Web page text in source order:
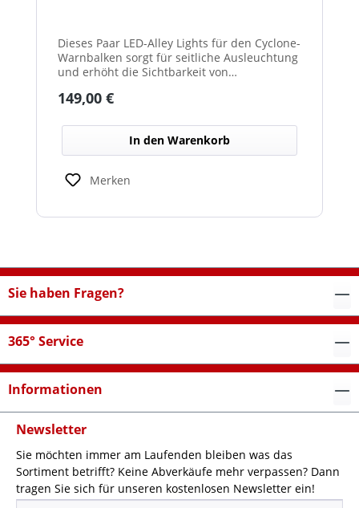
Dieses Paar LED-Alley Lights für den Cyclone-
Warnbalken sorgt für seitliche Ausleuchtung
und erhöht die Sichtbarkeit von
Regulärer Preis:
149,00 €
In den Warenkorb
Merken
Sie haben Fragen?
365° Service
Informationen
Newsletter
Sie möchten immer am Laufenden bleiben was das
Sortiment betrifft? Keine Abverkäufe mehr verpassen? Dann
tragen Sie sich für unseren kostenlosen Newsletter ein!